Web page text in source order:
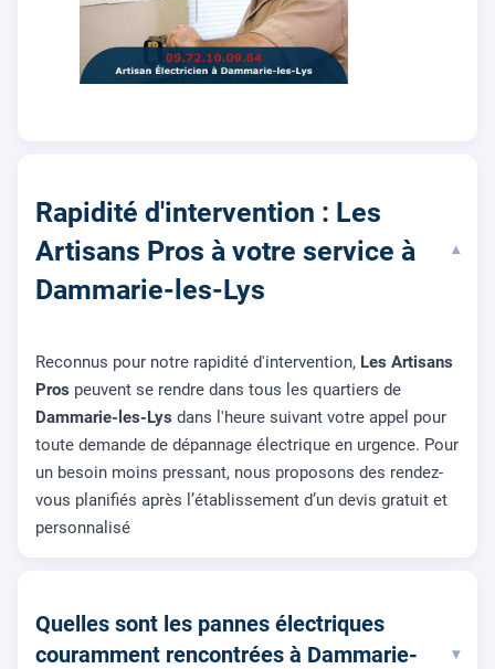
Rapidité d'intervention : Les
Artisans Pros à votre service à
Dammarie-les-Lys
▾
Reconnus pour notre rapidité d'intervention, Les Artisans
Pros peuvent se rendre dans tous les quartiers de
Dammarie-les-Lys dans l'heure suivant votre appel pour
toute demande de dépannage électrique en urgence. Pour
un besoin moins pressant, nous proposons des rendez-
vous planifiés après l’établissement d’un devis gratuit et
personnalisé
Quelles sont les pannes électriques
couramment rencontrées à Dammarie-
▾